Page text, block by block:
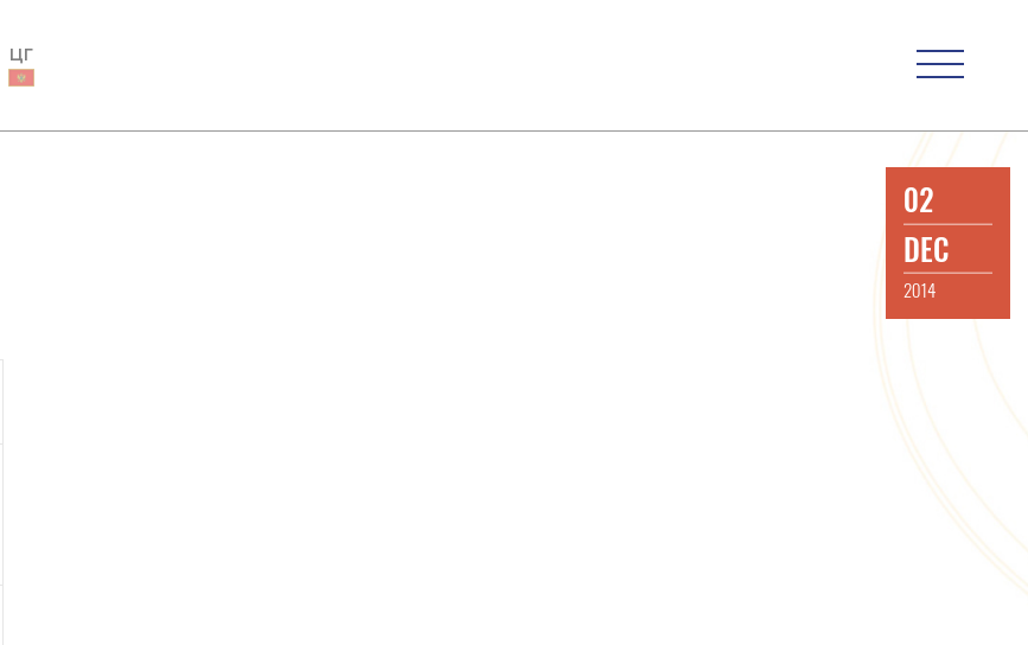
ЦГ
02
DEC
2014